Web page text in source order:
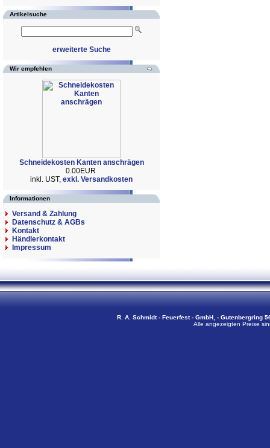
Artikelsuche
erweiterte Suche
Wir empfehlen
Schneidekosten Kanten anschrägen
0.00EUR
inkl. UST, exkl. Versandkosten
Informationen
Versand & Zahlung
Datenschutz & AGBs
Kontakt
Händlerkontakt
Impressum
R. A. Schmidt - Feuerfest - GmbH, - Gutenbergring
Alle angezeigten Preise